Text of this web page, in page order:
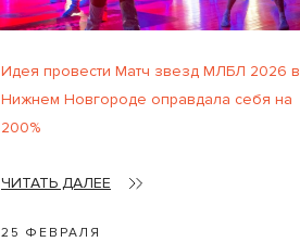
Идея провести Матч звезд МЛБЛ 2026 в
Нижнем Новгороде оправдала себя на
200%
ЧИТАТЬ ДАЛЕЕ
25 ФЕВРАЛЯ